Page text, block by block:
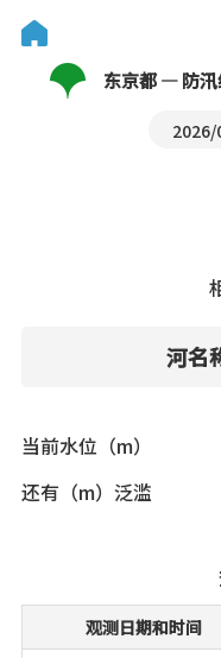
东京都 — 防汛
2026/
河名
当前水位（m）
还有（m）泛滥
观测日期和时间